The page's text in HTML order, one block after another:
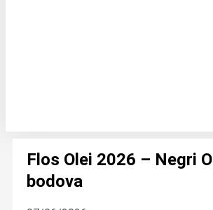
Flos Olei 2026 – Negri
bodova